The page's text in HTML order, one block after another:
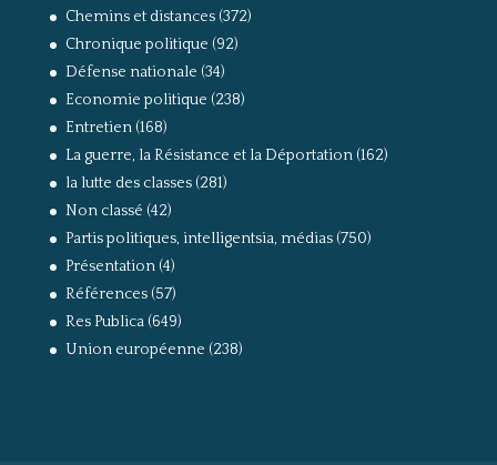
Chemins et distances(372)
Chronique politique (92)
Défense nationale (34)
Economie politique (238)
Entretien(168)
La guerre, la Résistance et la Déportation(162)
la lutte des classes(281)
Non classé (42)
Partis politiques, intelligentsia, médias(750)
Présentation(4)
Références(57)
Res Publica(649)
Union européenne (238)